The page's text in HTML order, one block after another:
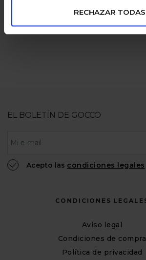
RECHAZAR TODAS
EL BOLETÍN DE GOCCO
Acepto las condiciones legales
CONDICIONES
Aviso legal
Condiciones de compra
Política de privacidad